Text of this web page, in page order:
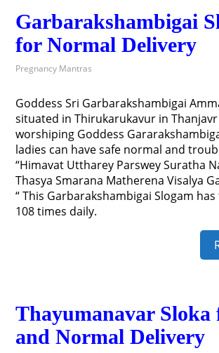
Garbarakshambigai
for Normal Delivery
Pregnancy Mantras
Goddess Sri Garbarakshambigai
situated in Thirukarukavur in
worshiping Goddess
ladies can have safe normal and
“Himavat Uttharey Parswey Suratha
Thasya Smarana Matherena Visalya
“ This Garbarakshambigai Slogam
108 times daily.
Thayumanavar Sloka
and Normal Delivery